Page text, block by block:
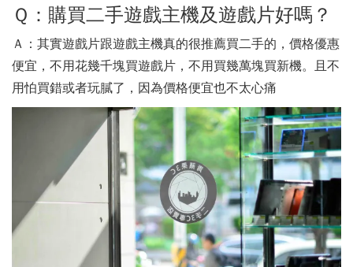
Ｑ：購買二手遊戲主機及遊戲片好嗎？
Ａ：其實遊戲片跟遊戲主機真的很推薦買二手的，價格優惠
便宜，不用花幾千塊買遊戲片，不用買幾萬塊買新機。且不
用怕買錯或者玩膩了，因為價格便宜也不太心痛